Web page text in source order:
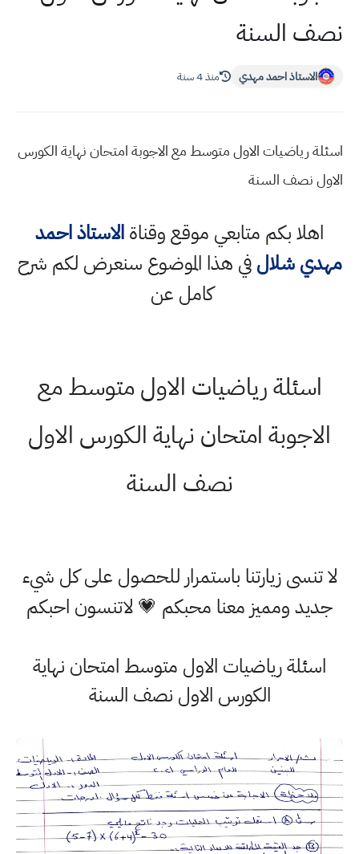
نصف السنة
الاستاذ احمد مهدي منذ 4 سنة
اسئلة رياضيات الاول متوسط مع الاجوبة امتحان نهاية الكورس
الاول نصف السنة
اهلا بكم متابعي موقع وقناةالاستاذ احمد
مهدي شلالفي هذا الموضوع سنعرض لكم شرح
كامل عن
اسئلة رياضيات الاول متوسط مع
الاجوبة امتحان نهاية الكورس الاول
نصف السنة
لا تنسى زيارتنا باستمرار للحصول على كل شيء
جديد ومميز معنا محبكم 💗 لاتنسون احبكم
اسئلة رياضيات الاول متوسط امتحان نهاية
الكورس الاول نصف السنة